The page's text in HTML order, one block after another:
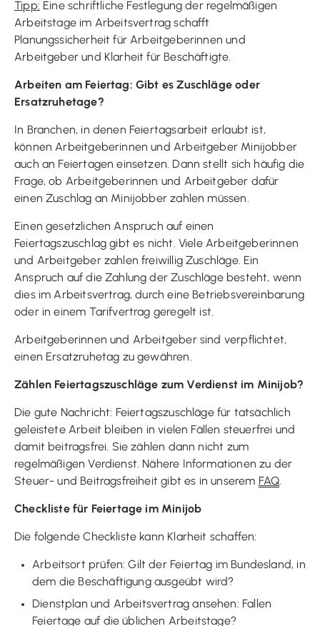
Tipp: Eine schriftliche Festlegung der regelmäßigen
Arbeitstage im Arbeitsvertrag schafft
Planungssicherheit für Arbeitgeberinnen und
Arbeitgeber und Klarheit für Beschäftigte.
Arbeiten am Feiertag: Gibt es Zuschläge oder
Ersatzruhetage?
In Branchen, in denen Feiertagsarbeit erlaubt ist,
können Arbeitgeberinnen und Arbeitgeber Minijobber
auch an Feiertagen einsetzen. Dann stellt sich häufig die
Frage, ob Arbeitgeberinnen und Arbeitgeber dafür
einen Zuschlag an Minijobber zahlen müssen.
Einen gesetzlichen Anspruch auf einen
Feiertagszuschlag gibt es nicht. Viele Arbeitgeberinnen
und Arbeitgeber zahlen freiwillig Zuschläge. Ein
Anspruch auf die Zahlung der Zuschläge besteht, wenn
dies im Arbeitsvertrag, durch eine Betriebsvereinbarung
oder in einem Tarifvertrag geregelt ist.
Arbeitgeberinnen und Arbeitgeber sind verpflichtet,
einen Ersatzruhetag zu gewähren.
Zählen Feiertagszuschläge zum Verdienst im Minijob?
Die gute Nachricht: Feiertagszuschläge für tatsächlich
geleistete Arbeit bleiben in vielen Fällen steuerfrei und
damit beitragsfrei. Sie zählen dann nicht zum
regelmäßigen Verdienst. Nähere Informationen zu der
Steuer- und Beitragsfreiheit gibt es in unserem FAQ
Checkliste für Feiertage im Minijob
Die folgende Checkliste kann Klarheit schaffen:
Arbeitsort prüfen: Gilt der Feiertag im Bundesland, in
dem die Beschäftigung ausgeübt wird?
Dienstplan und Arbeitsvertrag ansehen: Fallen
Feiertage auf die üblichen Arbeitstage?